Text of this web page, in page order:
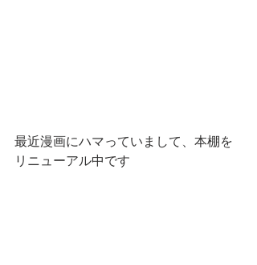
最近漫画にハマっていまして、本棚を
リニューアル中です